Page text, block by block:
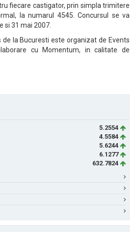
fiecare castigator, prin simpla trimitere
la numarul 4545. Concursul se va
si 31 mai 2007.
de la Bucuresti este organizat de Events
cu Momentum, in calitate de
5.2554
4.5584
5.6244
6.1277
632.7824